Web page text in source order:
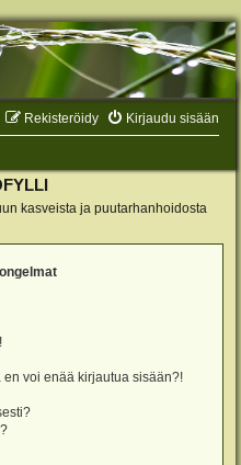
Kirjaudu sisään
Rekisteröidy
kasveista ja puutarhanhoidosta
voi enää kirjautua sisään?!